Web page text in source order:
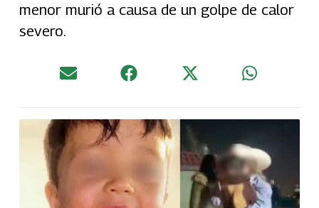
menor murió a causa de un golpe de calor
severo.